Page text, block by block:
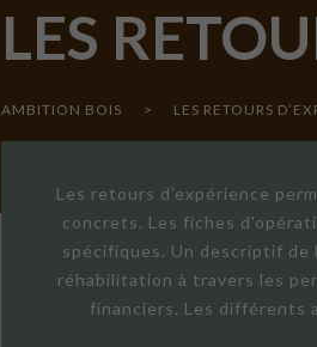
LES
AMBITION BOIS > LES RETOURS
Les retours d'expérience
concrets. Les fiches
spécifiques. Un descriptif de
réhabilitation à travers les
financiers. Les différents